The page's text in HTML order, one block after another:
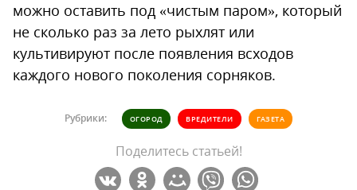
можно оставить под «чистым паром», который
не сколько раз за лето рыхлят или
культивируют после появления всходов
каждого нового поколения сорняков.
Рубрики: ОГОРОД ВРЕДИТЕЛИ ГАЗЕТА
Поделитесь статьей!